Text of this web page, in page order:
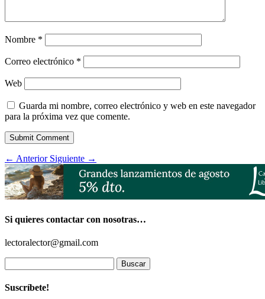
Nombre *
Correo electrónico *
Web
Guarda mi nombre, correo electrónico y web en este navegador
para la próxima vez que comente.
Submit Comment
← Anterior Siguiente →
Si quieres contactar con nosotras…
lectoralector@gmail.com
Suscríbete!